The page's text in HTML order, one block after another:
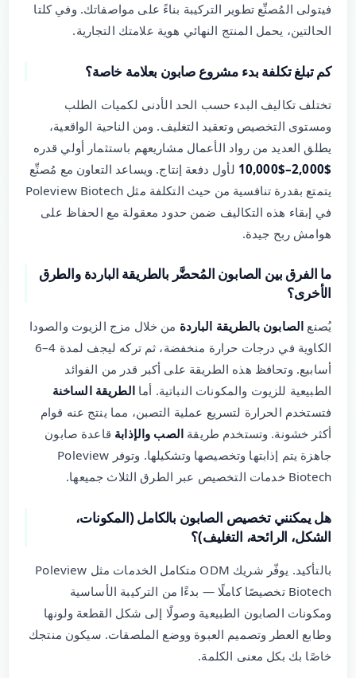
فيتولى المُصنِّع تطوير التركيبة بناءً على مواصفاتك. وفي كلتا
الحالتين، يحمل المنتج النهائي هوية علامتك التجارية.
كم تبلغ تكلفة بدء مشروع صابون بعلامة خاصة؟
تختلف تكاليف البدء حسب الحد الأدنى لكميات الطلب
ومستوى التخصيص وتعقيد التغليف. ومن الناحية الواقعية،
يطلق العديد من رواد الأعمال مشاريعهم باستثمار أولي قدره
$2,000–$10,000
لأول دفعة إنتاج. ويساعد التعاون مع مُصنِّع
يتمتع بقدرة تنافسية من حيث التكلفة مثل Poleview Biotech
في إبقاء هذه التكاليف ضمن حدود معقولة مع الحفاظ على
هوامش ربح جيدة.
ما الفرق بين الصابون المُحضَّر بالطريقة الباردة والطرق
الأخرى؟
يُصنع الصابون بالطريقة الباردة من خلال مزج الزيوت والصودا
الكاوية في درجات حرارة منخفضة، ثم تركه ليجف لمدة 4–6
أسابيع. وتحافظ هذه الطريقة على أكبر قدر من الفوائد
الطبيعية للزيوت والمكونات النباتية. أماالطريقة الساخنة
فتستخدم الحرارة لتسريع عملية التصبن، مما ينتج عنه قوام
أكثر خشونة. وتستخدم طريقة الصب والإذابة قاعدة صابون
جاهزة يتم إذابتها وتخصيصها وتشكيلها. وتوفر Poleview
Biotech خدمات التخصيص عبر الطرق الثلاث جميعها.
هل يمكنني تخصيص الصابون بالكامل (المكونات،
الشكل، الرائحة، التغليف)؟
بالتأكيد. يوفّر شريك ODM متكامل الخدمات مثل Poleview
Biotech تخصيصًا كاملًا — بدءًا من التركيبة الأساسية
ومكونات الصابون الطبيعية وصولًا إلى شكل القطعة ولونها
وطابع العطر وتصميم العبوة ووضع الملصقات. سيكون منتجك
خاصًا بك بكل معنى الكلمة.